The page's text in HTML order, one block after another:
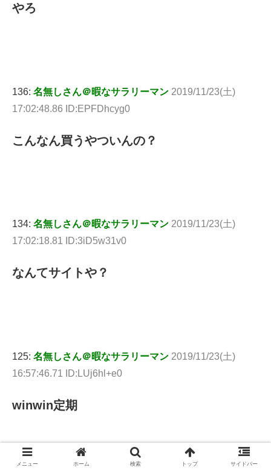
やろ
136: 名無しさん＠暇なサラリーマン 2019/11/23(土)
17:02:48.86 ID:EPFDhcyg0
こんなん買うやついんの？
134: 名無しさん＠暇なサラリーマン 2019/11/23(土)
17:02:18.81 ID:3iD5w31v0
なんてサイトや？
125: 名無しさん＠暇なサラリーマン 2019/11/23(土)
16:57:46.71 ID:LUj6hl+e0
winwin定期
メニュー ホーム 検索 トップ サイドバー